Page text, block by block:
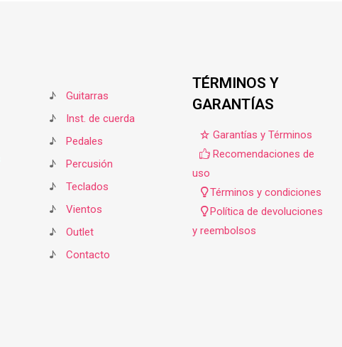
♪
Guitarras
♪
Inst. de cuerda
♪
Pedales
♪
Percusión
♪
Teclados
♪
Vientos
♪
Outlet
♪
Contacto
TÉRMINOS Y
GARANTÍAS
Garantías y Términos
Recomendaciones de
uso
Términos y condiciones
Política de devoluciones
y reembolsos